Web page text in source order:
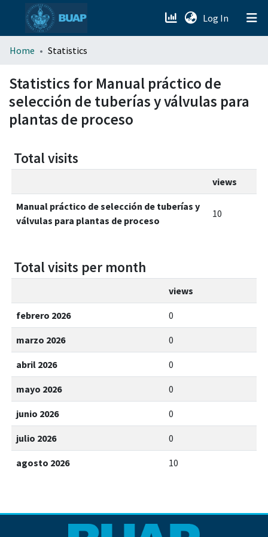
Log In (current)
menu.section.about_menu
All of DSpace
Home Statistics
Statistics for Manual práctico de
selección de tuberías y válvulas para
plantas de proceso
Total visits
views
Manual práctico de selección de tuberías y
válvulas para plantas de proceso
10
Total visits per month
views
febrero 2026 0
marzo 2026 0
abril 2026 0
mayo 2026 0
junio 2026 0
julio 2026 0
agosto 2026 10